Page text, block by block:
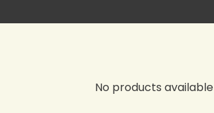
No products available